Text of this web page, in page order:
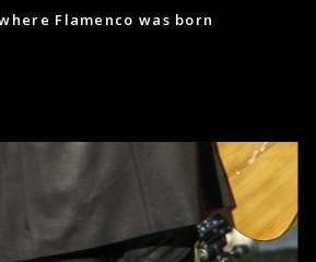
Flamenco was born